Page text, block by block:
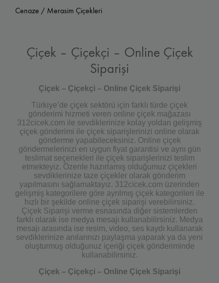
Cenaze / Merasim Çiçekleri
Çiçek – Çiçekçi – Online Çiçek
Siparişi
Çiçek – Çiçekçi – Online Çiçek Siparişi
Türkiye’de çiçek sektörü için farklı türde çiçek
gönderimi hizmeti veren online çiçek mağazası
312cicek.com ile sevdiklerinize kolay yoldan gelişmiş
çiçek gönderimi ile çiçek siparişlerinizi online olarak
gönderme yapabileceksiniz. Online çiçek
göndermelerinizi en uygun fiyat garantisi ve aynı gün
teslimat seçenekleri ile çiçek siparişlerinizi teslim
etmekteyiz. Özenle hazırlamış olduğumuz çiçekleri
sevdiklerinize taze çiçekler olarak gönderim
yapılmasını sağlamaktayız. 312cicek.com üzerinden
gelişmiş kategorilere göre ayrılmış çiçek kategorileri ile
hızlı bir şekilde online çiçek siparişi verebilirsiniz.
Çiçek Siparişi verme esnasında diğer sistemlerden
farklı olarak ise medya mesajı kullanabilirsiniz. Medya
mesajı arasında ise resim, video, ses kaydı kullanarak
sevdiklerinize anılarınızı paylaşma yaparak ya da yeni
oluşturmuş olduğunuz içeriği çiçek gönderiminde
kullanabilirsiniz.
Çiçek – Çiçekçi – Online Çiçek Siparişi